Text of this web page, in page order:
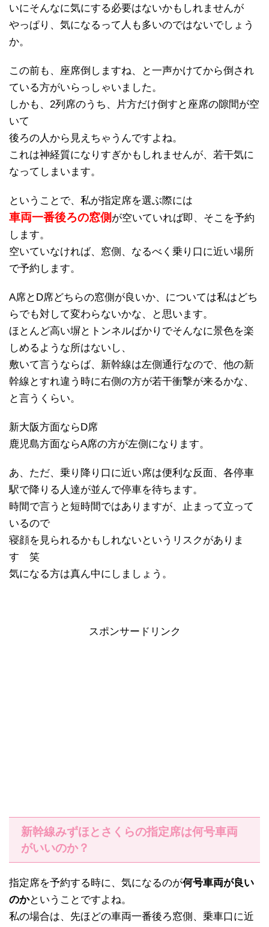
いにそんなに気にする必要はないかもしれませんが
やっぱり、気になるって人も多いのではないでしょう
か。
この前も、座席倒しますね、と一声かけてから倒され
ている方がいらっしゃいました。
しかも、2列席のうち、片方だけ倒すと座席の隙間が空
いて
後ろの人から見えちゃうんですよね。
これは神経質になりすぎかもしれませんが、若干気に
なってしまいます。
ということで、私が指定席を選ぶ際には
車両一番後ろの窓側 が空いていれば即、そこを予約
します。
空いていなければ、窓側、なるべく乗り口に近い場所
で予約します。
A席とD席どちらの窓側が良いか、については私はどち
らでも対して変わらないかな、と思います。
ほとんど高い塀とトンネルばかりでそんなに景色を楽
しめるような所はないし、
敷いて言うならば、新幹線は左側通行なので、他の新
幹線とすれ違う時に右側の方が若干衝撃が来るかな、
と言うくらい。
新大阪方面ならD席
鹿児島方面ならA席の方が左側になります。
あ、ただ、乗り降り口に近い席は便利な反面、各停車
駅で降りる人達が並んで停車を待ちます。
時間で言うと短時間ではありますが、止まって立って
いるので
寝顔を見られるかもしれないというリスクがありま
す 笑
気になる方は真ん中にしましょう。
スポンサードリンク
新幹線みずほとさくらの指定席は何号車両
がいいのか？
指定席を予約する時に、気になるのが何号車両が良い
のかということですよね。
私の場合は、先ほどの車両一番後ろ窓側、乗車口に近